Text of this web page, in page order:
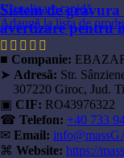
Vizualizare rapidă
Adaugă la lista de
Sistem de
avertizare pentru
■ Companie:
➤ Adresă: Str.
307220 Giroc, Jud.
▣ CIF: RO43976322
☎ Telefon: +40 733
✉ Email:
⌘ Website: https://